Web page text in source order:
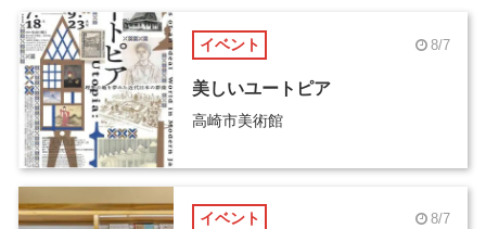
イベント 8/7
美しいユートピア
高崎市美術館
イベント 8/7